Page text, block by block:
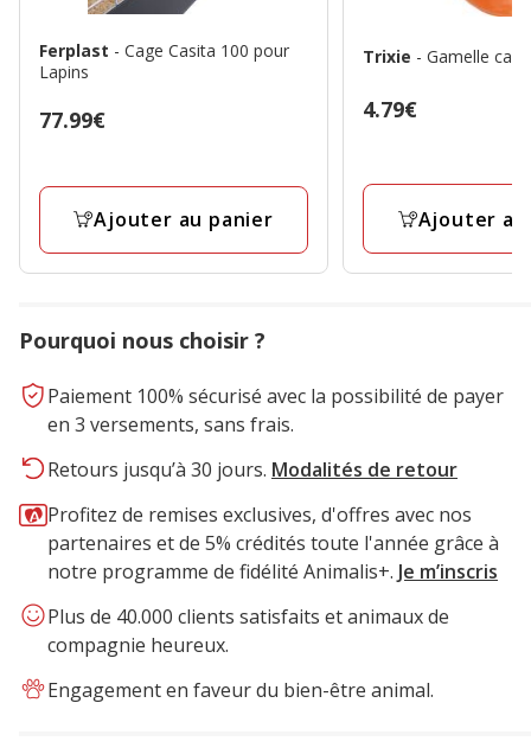
Ferplast - Cage Casita 100 pour
Lapins
Prix
77.99€
Ajouter au panier
Trixie - Gamelle
Prix
4.79€
Ajouter
Pourquoi nous choisir ?
Paiement 100% sécurisé avec la possibilité de payer
en 3 versements, sans frais.
Retours jusqu’à 30 jours. Modalités de retour
Profitez de remises exclusives, d'offres avec nos
partenaires et de 5% crédités toute l'année grâce à
notre programme de fidélité Animalis+. Je m’inscris
Plus de 40.000 clients satisfaits et animaux de
compagnie heureux.
Engagement en faveur du bien-être animal.